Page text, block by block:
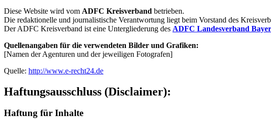
Diese Website wird vom ADFC Kreisverband betrieben.
Die redaktionelle und journalistische Verantwortung liegt beim Vorstand des
Der ADFC Kreisverband ist eine Untergliederung des ADFC Landesverband
Quellenangaben für die verwendeten Bilder und Grafiken:
[Namen der Agenturen und der jeweiligen Fotografen]
Quelle: http://www.e-recht24.de
Haftungsausschluss (Disclaimer):
Haftung für Inhalte